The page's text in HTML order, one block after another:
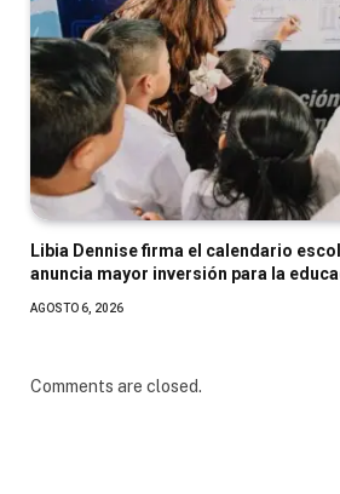
Libia Dennise firma el calendario
anuncia mayor inversión para la
AGOSTO 6, 2026
Comments are closed.